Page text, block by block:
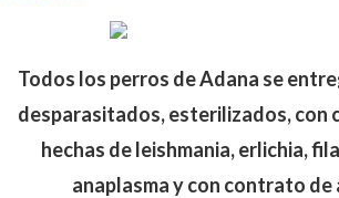
Todos los perros de Adana se
desparasitados, esterilizados, con
hechas de leishmania, erlichia,
anaplasma y con contrato de